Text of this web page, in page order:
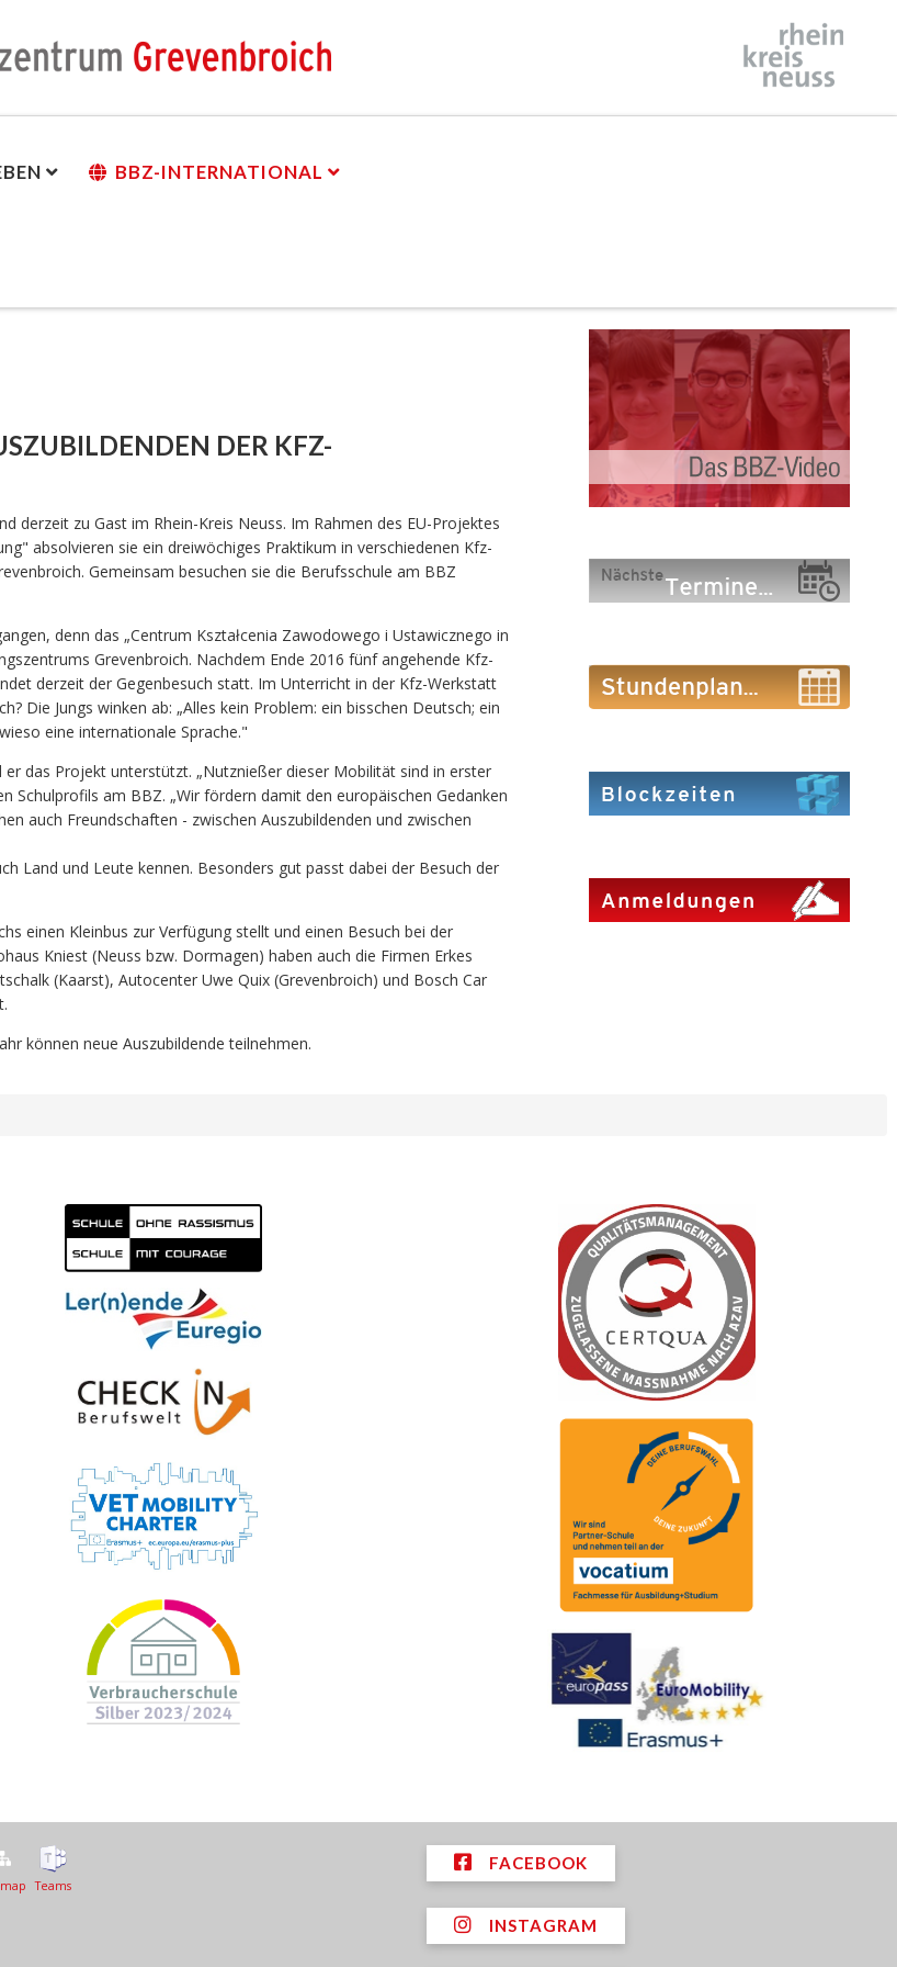
BBZ-INTERNATIONAL
DER KFZ-
derzeit zu Gast im Rhein-Kreis Neuss. Im Rahmen des EU-Projektes
absolvieren sie ein dreiwöchiges Praktikum in verschiedenen Kfz-
Gemeinsam besuchen sie die Berufsschule am BBZ
denn das „Centrum Kształcenia Zawodowego i Ustawicznego in
Grevenbroich. Nachdem Ende 2016 fünf angehende Kfz-
derzeit der Gegenbesuch statt. Im Unterricht in der Kfz-Werkstatt
Die Jungs winken ab: „Alles kein Problem: ein bisschen Deutsch; ein
eine internationale Sprache."
das Projekt unterstützt. „Nutznießer dieser Mobilität sind in erster
Schulprofils am BBZ. „Wir fördern damit den europäischen Gedanken
auch Freundschaften - zwischen Auszubildenden und zwischen
Land und Leute kennen. Besonders gut passt dabei der Besuch der
einen Kleinbus zur Verfügung stellt und einen Besuch bei der
Kniest (Neuss bzw. Dormagen) haben auch die Firmen Erkes
(Kaarst), Autocenter Uwe Quix (Grevenbroich) und Bosch Car
können neue Auszubildende teilnehmen.
Teams
FACEBOOK
INSTAGRAM